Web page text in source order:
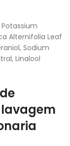
Alternifolia Leaf
Sodium
Linalool